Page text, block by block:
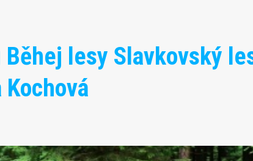
lesy Slavkovský